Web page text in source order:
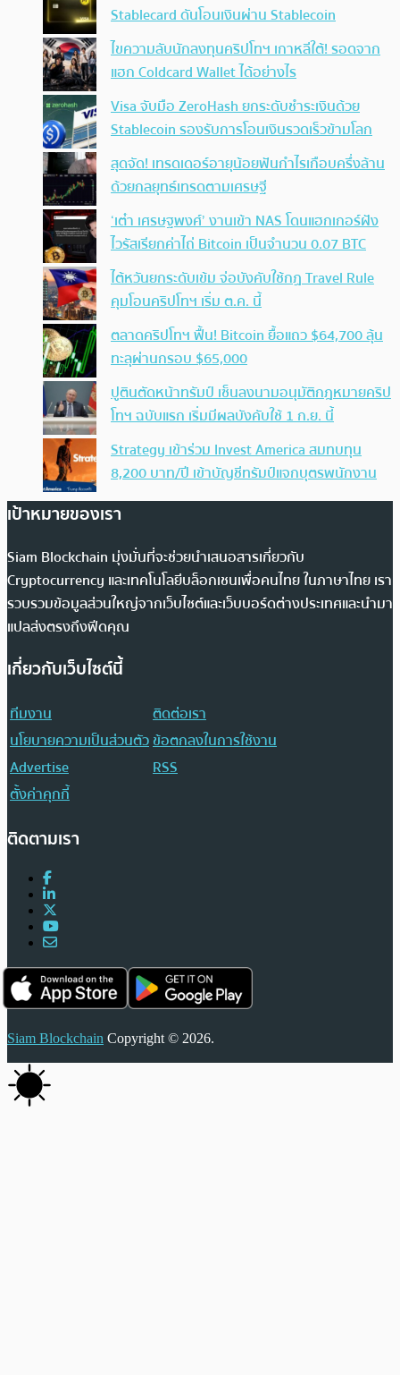
Stablecard ดันโอนเงินผ่าน Stablecoin
ไขความลับนักลงทุนคริปโทฯ เกาหลีใต้! รอดจาก
แฮก Coldcard Wallet ได้อย่างไร
Visa จับมือ ZeroHash ยกระดับชำระเงินด้วย
Stablecoin รองรับการโอนเงินรวดเร็วข้ามโลก
สุดจัด! เทรดเดอร์อายุน้อยฟันกำไรเกือบครึ่งล้าน
ด้วยกลยุทธ์เทรดตามเศรษฐี
‘เต๋า เศรษฐพงศ์’ งานเข้า NAS โดนแฮกเกอร์ฝัง
ไวรัสเรียกค่าไถ่ Bitcoin เป็นจำนวน 0.07 BTC
ไต้หวันยกระดับเข้ม จ่อบังคับใช้กฏ Travel Rule
คุมโอนคริปโทฯ เริ่ม ต.ค. นี้
ตลาดคริปโทฯ ฟื้น! Bitcoin ยื้อแถว $64,700 ลุ้น
ทะลุผ่านกรอบ $65,000
ปูตินตัดหน้าทรัมป์ เซ็นลงนามอนุมัติกฎหมายคริป
โทฯ ฉบับแรก เริ่มมีผลบังคับใช้ 1 ก.ย. นี้
Strategy เข้าร่วม Invest America สมทบทุน
8,200 บาท/ปี เข้าบัญชีทรัมป์แจกบุตรพนักงาน
เป้าหมายของเรา
Siam Blockchain มุ่งมั่นที่จะช่วยนำเสนอสารเกี่ยวกับ
Cryptocurrency และเทคโนโลยีบล็อกเชนเพื่อคนไทย ในภาษาไทย เรา
รวบรวมข้อมูลส่วนใหญ่จากเว็บไซต์และเว็บบอร์ดต่างประเทศและนำมา
แปลส่งตรงถึงฟีดคุณ
เกี่ยวกับเว็บไซต์นี้
ทีมงาน
ติดต่อเรา
นโยบายความเป็นส่วนตัวข้อตกลงในการใช้งาน
Advertise
RSS
ตั้งค่าคุกกี้
ติดตามเรา
Siam Blockchain Copyright © 2026.